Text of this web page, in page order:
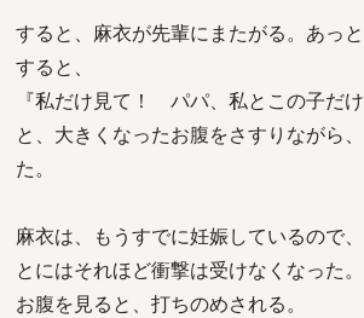
すると、麻衣が先輩にまたがる。あっ
すると、
『私だけ見て！ パパ、私とこの子だ
と、大きくなったお腹をさすりながら
た。
麻衣は、もうすでに妊娠しているので
とにはそれほど衝撃は受けなくなった
お腹を見ると、打ちのめされる。